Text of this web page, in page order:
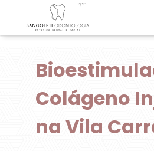
Colágeno
na Vila